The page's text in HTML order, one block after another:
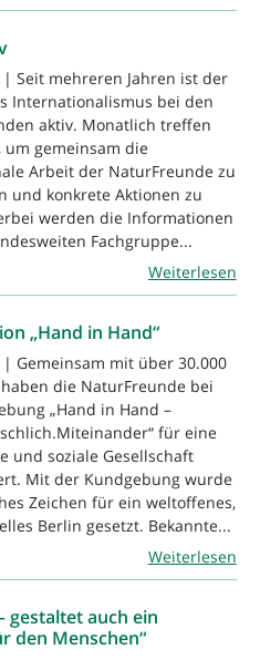
| Seit mehreren Jahren ist der
Internationalismus bei den
aktiv. Monatlich treffen
um gemeinsam die
Arbeit der NaturFreunde zu
und konkrete Aktionen zu
werden die Informationen
Fachgruppe...
Weiterlesen
„Hand in Hand“
| Gemeinsam mit über 30.000
die NaturFreunde bei
„Hand in Hand –
für eine
und soziale Gesellschaft
Mit der Kundgebung wurde
Zeichen für ein weltoffenes,
Berlin gesetzt. Bekannte...
Weiterlesen
gestaltet auch ein
den Menschen“